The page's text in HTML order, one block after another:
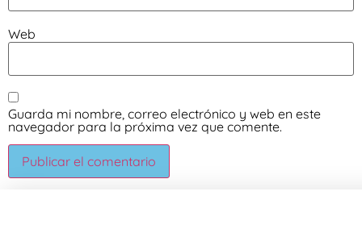
Web
Guarda mi nombre, correo electrónico y web en este
navegador para la próxima vez que comente.